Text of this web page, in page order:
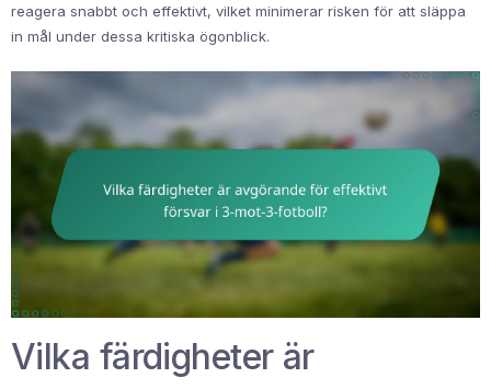
reagera snabbt och effektivt, vilket minimerar risken för att släppa
in mål under dessa kritiska ögonblick.
Vilka färdigheter är